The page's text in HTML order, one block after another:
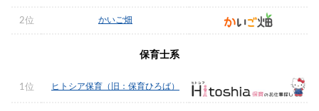
2位 かいご畑
保育士系
1位 ヒトシア保育（旧：保育ひろば）